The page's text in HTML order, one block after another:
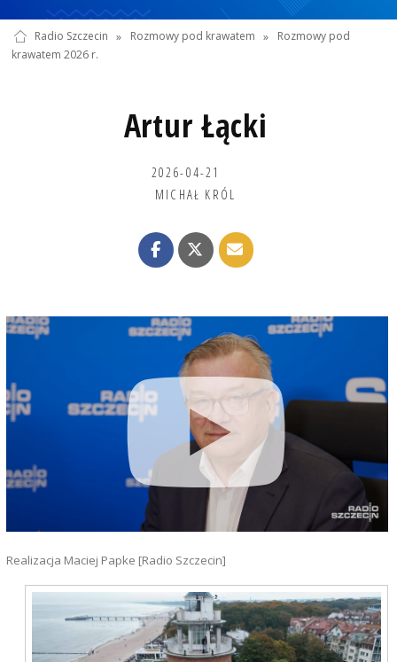
Radio Szczecin » Rozmowy pod krawatem »
Rozmowy pod
krawatem 2026 r.
Artur Łącki
2026-04-21
MICHAŁ KRÓL
Realizacja Maciej Papke [Radio Szczecin]